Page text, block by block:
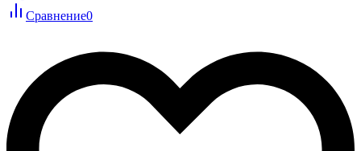
Сравнение0